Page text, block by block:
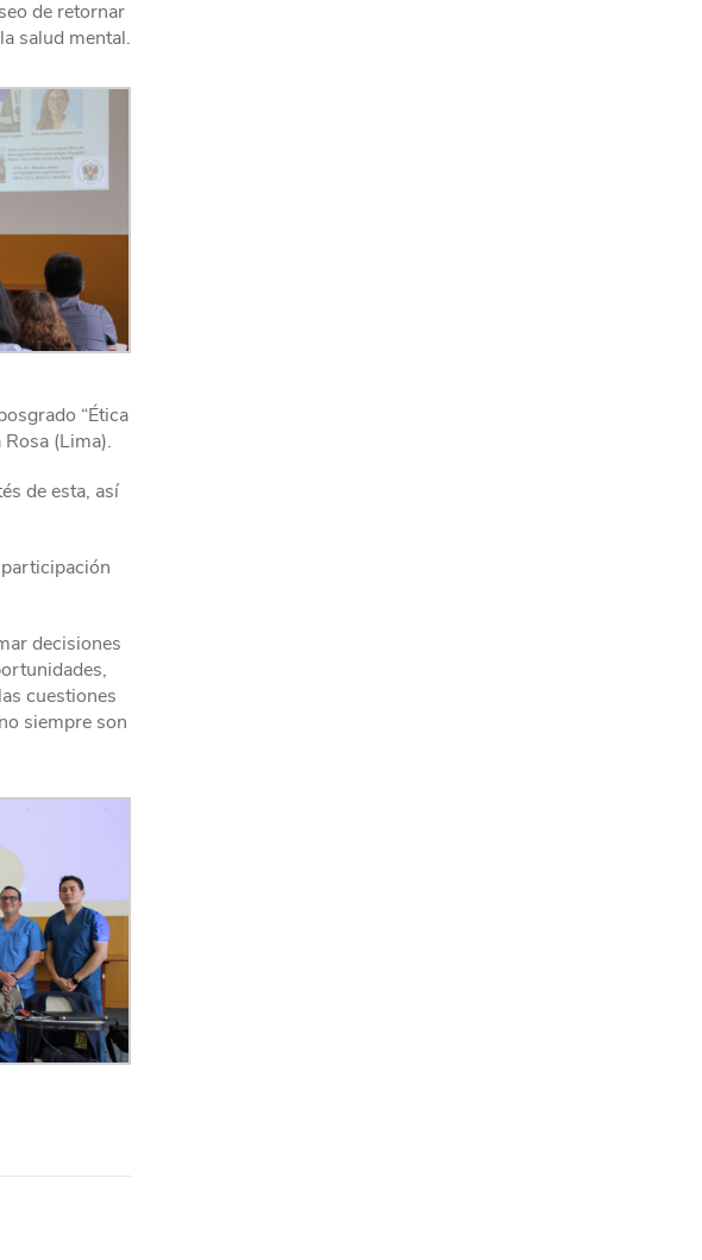
de retornar
salud mental.
“Ética
(Lima).
de esta, así
decisiones
cuestiones
siempre son